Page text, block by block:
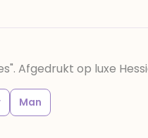
Afgedrukt op luxe
Man